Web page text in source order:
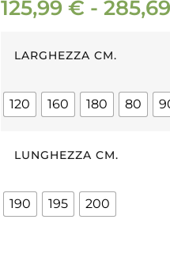
125,99 € - 285,69
LARGHEZZA CM.
120 160 180 80
LUNGHEZZA CM.
190 195 200